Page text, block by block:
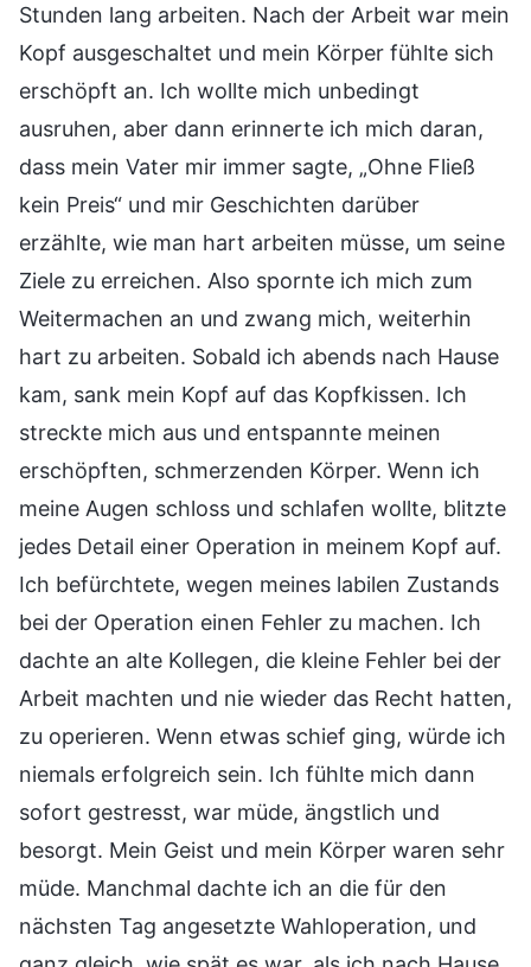
Stunden lang arbeiten. Nach der Arbeit war mein
Kopf ausgeschaltet und mein Körper fühlte sich
erschöpft an. Ich wollte mich unbedingt
ausruhen, aber dann erinnerte ich mich daran,
dass mein Vater mir immer sagte, „Ohne Fließ
kein Preis“ und mir Geschichten darüber
erzählte, wie man hart arbeiten müsse, um seine
Ziele zu erreichen. Also spornte ich mich zum
Weitermachen an und zwang mich, weiterhin
hart zu arbeiten. Sobald ich abends nach Hause
kam, sank mein Kopf auf das Kopfkissen. Ich
streckte mich aus und entspannte meinen
erschöpften, schmerzenden Körper. Wenn ich
meine Augen schloss und schlafen wollte, blitzte
jedes Detail einer Operation in meinem Kopf auf.
Ich befürchtete, wegen meines labilen Zustands
bei der Operation einen Fehler zu machen. Ich
dachte an alte Kollegen, die kleine Fehler bei der
Arbeit machten und nie wieder das Recht hatten,
zu operieren. Wenn etwas schief ging, würde ich
niemals erfolgreich sein. Ich fühlte mich dann
sofort gestresst, war müde, ängstlich und
besorgt. Mein Geist und mein Körper waren sehr
müde. Manchmal dachte ich an die für den
nächsten Tag angesetzte Wahloperation, und